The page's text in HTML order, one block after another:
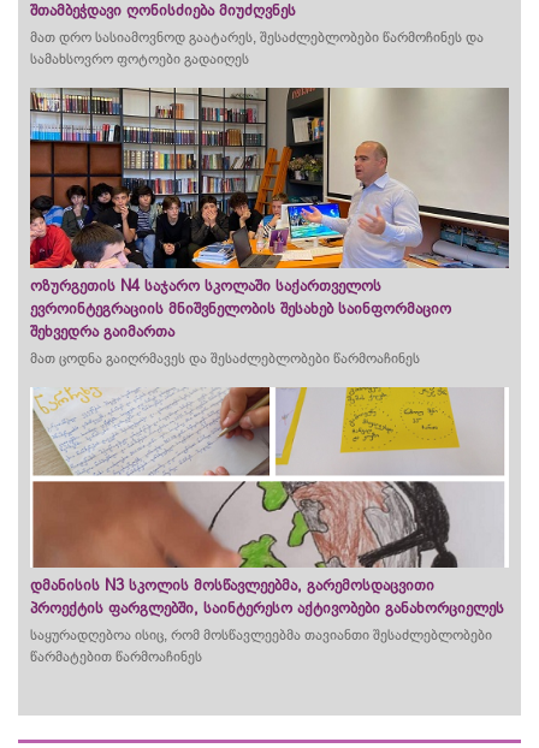
შთამბეჭდავი ღონისძიება მიუძღვნეს
მათ დრო სასიამოვნოდ გაატარეს, შესაძლებლობები წარმოჩინეს და
სამახსოვრო ფოტოები გადაიღეს
ოზურგეთის N4 საჯარო სკოლაში საქართველოს
ევროინტეგრაციის მნიშვნელობის შესახებ საინფორმაციო
შეხვედრა გაიმართა
მათ ცოდნა გაიღრმავეს და შესაძლებლობები წარმოაჩინეს
დმანისის N3 სკოლის მოსწავლეებმა, გარემოსდაცვითი
პროექტის ფარგლებში, საინტერესო აქტივობები განახორციელეს
საყურადღებოა ისიც, რომ მოსწავლეებმა თავიანთი შესაძლებლობები
წარმატებით წარმოაჩინეს